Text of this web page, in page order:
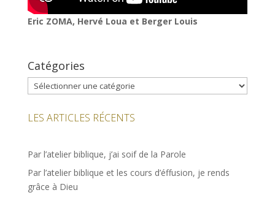
Eric ZOMA, Hervé Loua et Berger Louis
Catégories
Catégories
LES ARTICLES RÉCENTS
Par l’atelier biblique, j’ai soif de la Parole
Par l’atelier biblique et les cours d’éffusion, je rends
grâce à Dieu